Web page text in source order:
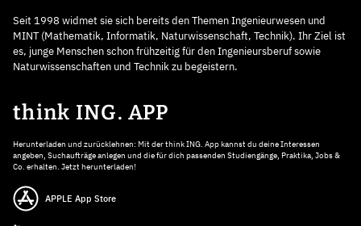
Seit 1998 widmet sie sich bereits den Themen Ingenieurwesen und
MINT (Mathematik, Informatik, Naturwissenschaft, Technik). Ihr Ziel ist
es, junge Menschen schon frühzeitig für den Ingenieursberuf sowie
Naturwissenschaften und Technik zu begeistern.
think ING. APP
Herunterladen und zurücklehnen: Mit der think ING. App kannst du deine Interessen
angeben, Suchaufträge anlegen und die für dich passenden Studiengänge, Praktika, Jobs &
Co. erhalten. Jetzt herunterladen!
APPLE App Store